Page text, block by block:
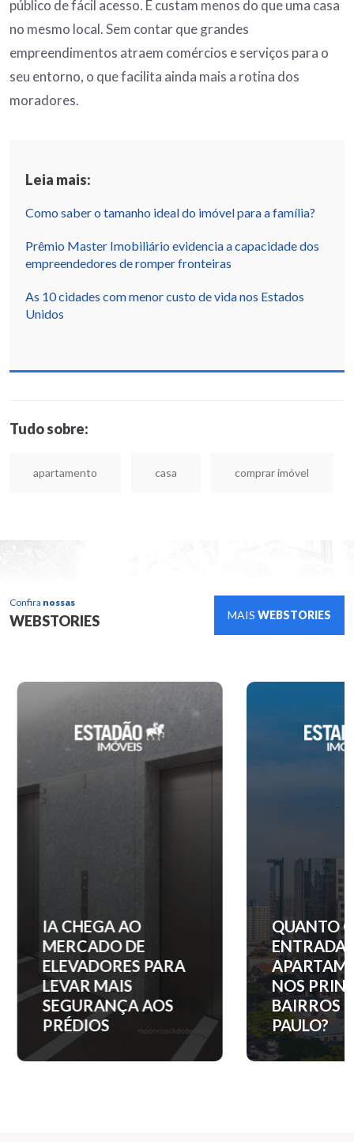
público de fácil acesso. E custam menos do que uma casa
no mesmo local. Sem contar que grandes
empreendimentos atraem comércios e serviços para o
seu entorno, o que facilita ainda mais a rotina dos
moradores.
Leia mais:
Como saber o tamanho ideal do imóvel para a família?
Prêmio Master Imobiliário evidencia a capacidade dos
empreendedores de romper fronteiras
As 10 cidades com menor custo de vida nos Estados
Unidos
Tudo sobre:
apartamento casa comprar imóvel
Confira nossas
WEBSTORIES MAIS WEBSTORIES
IA CHEGA AO
MERCADO DE
ELEVADORES PARA
LEVAR MAIS
SEGURANÇA AOS
PRÉDIOS
QUANTO
ENTRADA
NOS
BAIRROS
PAULO?